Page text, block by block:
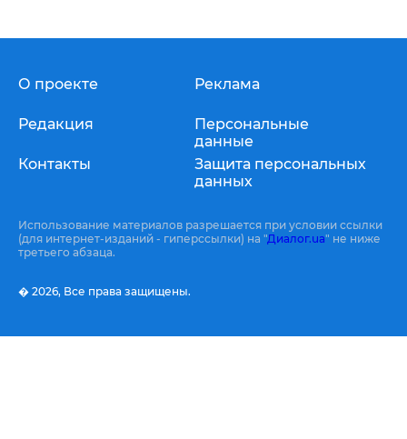
О проекте
Редакция
Контакты
Реклама
Персональные
данные
Защита персональных
данных
Использование материалов разрешается при условии ссылки
(для интернет-изданий - гиперссылки) на "Диалог.ua" не ниже
третьего абзаца.
� 2026, Все права защищены.